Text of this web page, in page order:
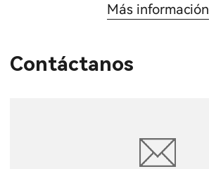
Más información
Contáctanos